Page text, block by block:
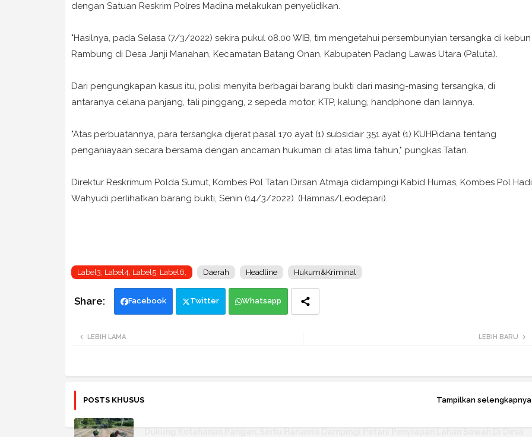
dengan Satuan Reskrim Polres Madina melakukan penyelidikan.
"Hasilnya, pada Selasa (7/3/2022) sekira pukul 08.00 WIB, tim mengetahui persembunyian tersangka di kebun
Rambung di Desa Janji Manahan, Kecamatan Batang Onan, Kabupaten Padang Lawas Utara (Paluta).
Dari pengungkapan kasus itu, polisi menyita berbagai barang bukti dari masing-masing tersangka, di
antaranya celana panjang, tali pinggang, 2 sepeda motor, KTP, kalung, handphone dan lainnya.
"Atas perbuatannya, para tersangka dijerat pasal 170 ayat (1) subsidair 351 ayat (1) KUHPidana tentang
penganiayaan secara bersama dengan ancaman hukuman di atas lima tahun," pungkas Tatan.
Direktur Reskrimum Polda Sumut, Kombes Pol Tatan Dirsan Atmaja didampingi Kabid Humas, Kombes Pol Hadi
Wahyudi perlihatkan barang bukti, Senin (14/3/2022). (Hamnas/Leodepari).
Label3, Label4, Label5, Label6, Daerah Headline Hukum&Kriminal
Facebook Twitter Whatsapp
LEBIH BARU
LEBIH LAMA
POSTS KHUSUS Tampilkan selengkapnya